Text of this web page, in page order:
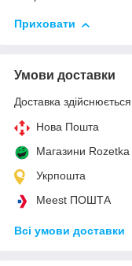
Приховати
Умови доставки
Доставка
Нова Пошта
Магазини Rozetka
Укрпошта
Meest ПОШТА
Всі умови доставки